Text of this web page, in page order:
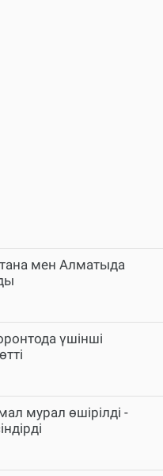
мен Алматыда
үшінші
мурал өшірілді -